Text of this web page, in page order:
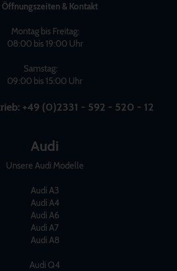
Öffnungszeiten & Kontakt
Montag bis Freitag:
08:00 bis 19:00 Uhr
Samstag:
09:00 bis 15:00 Uhr
+49 (0)2331 - 592 - 520 - 12
Audi
Unsere Audi Modelle
Audi A3
Audi A4
Audi A6
Audi A7
Audi A8
Audi Q4